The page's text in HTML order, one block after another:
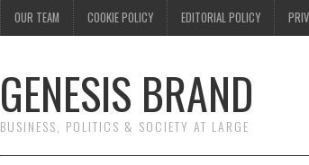
OUR TEAM COOKIE POLICY EDITORIAL POLICY
GENESIS BRAND
BUSINESS, POLITICS & SOCIETY AT LARGE